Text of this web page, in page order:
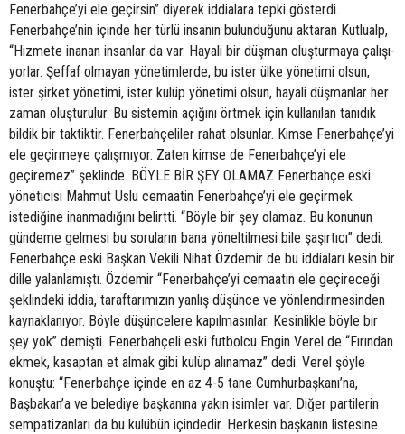
Fenerbahçe’yi ele geçirsin” diyerek iddialara tepki gösterdi.
Fenerbahçe’nin içinde her türlü insanın bulunduğunu aktaran Kutlualp,
“Hizmete inanan insanlar da var. Hayali bir düşman oluşturmaya çalışı-
yorlar. Şeffaf olmayan yönetimlerde, bu ister ülke yönetimi olsun,
ister şirket yönetimi, ister kulüp yönetimi olsun, hayali düşmanlar her
zaman oluşturulur. Bu sistemin açığını örtmek için kullanılan tanıdık
bildik bir taktiktir. Fenerbahçeliler rahat olsunlar. Kimse Fenerbahçe’yi
ele geçirmeye çalışmıyor. Zaten kimse de Fenerbahçe’yi ele
geçiremez” şeklinde. BÖYLE BİR ŞEY OLAMAZ Fenerbahçe eski
yöneticisi Mahmut Uslu cemaatin Fenerbahçe’yi ele geçirmek
istediğine inanmadığını belirtti. “Böyle bir şey olamaz. Bu konunun
gündeme gelmesi bu soruların bana yöneltilmesi bile şaşırtıcı” dedi.
Fenerbahçe eski Başkan Vekili Nihat Özdemir de bu iddiaları kesin bir
dille yalanlamıştı. Özdemir “Fenerbahçe’yi cemaatin ele geçireceği
şeklindeki iddia, taraftarımızın yanlış düşünce ve yönlendirmesinden
kaynaklanıyor. Böyle düşüncelere kapılmasınlar. Kesinlikle böyle bir
şey yok” demişti. Fenerbahçeli eski futbolcu Engin Verel de “Fırından
ekmek, kasaptan et almak gibi kulüp alınamaz” dedi. Verel şöyle
konuştu: “Fenerbahçe içinde en az 4-5 tane Cumhurbaşkanı’na,
Başbakan’a ve belediye başkanına yakın isimler var. Diğer partilerin
sempatizanları da bu kulübün içindedir. Herkesin başkanın listesine